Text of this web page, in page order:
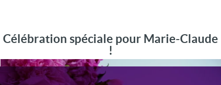
Célébration spéciale pour Marie-Claude
!